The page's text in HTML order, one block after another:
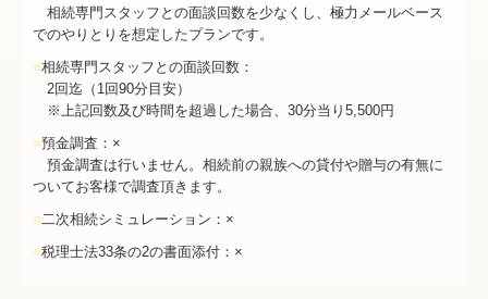
相続専門スタッフとの面談回数を少なくし、極力メールベース
でのやりとりを想定したプランです。
■相続専門スタッフとの面談回数：
2回迄（1回90分目安）
※上記回数及び時間を超過した場合、30分当り5,500円
■預金調査：×
預金調査は行いません。相続前の親族への貸付や贈与の有無に
ついてお客様で調査頂きます。
■二次相続シミュレーション：×
■税理士法33条の2の書面添付：×